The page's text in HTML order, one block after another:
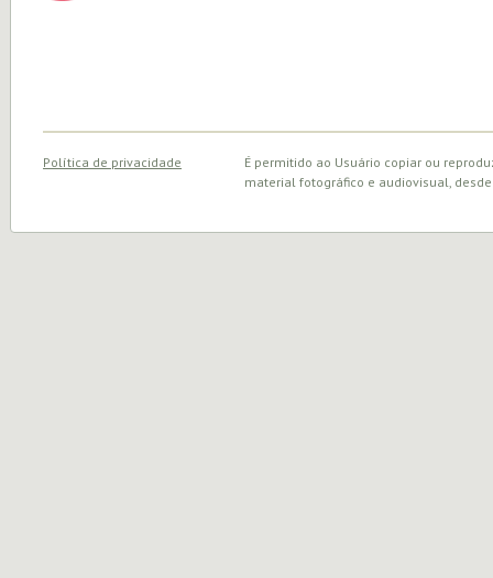
Política de privacidade
É permitido ao Usuário copiar ou
material fotográfico e audiovisual,